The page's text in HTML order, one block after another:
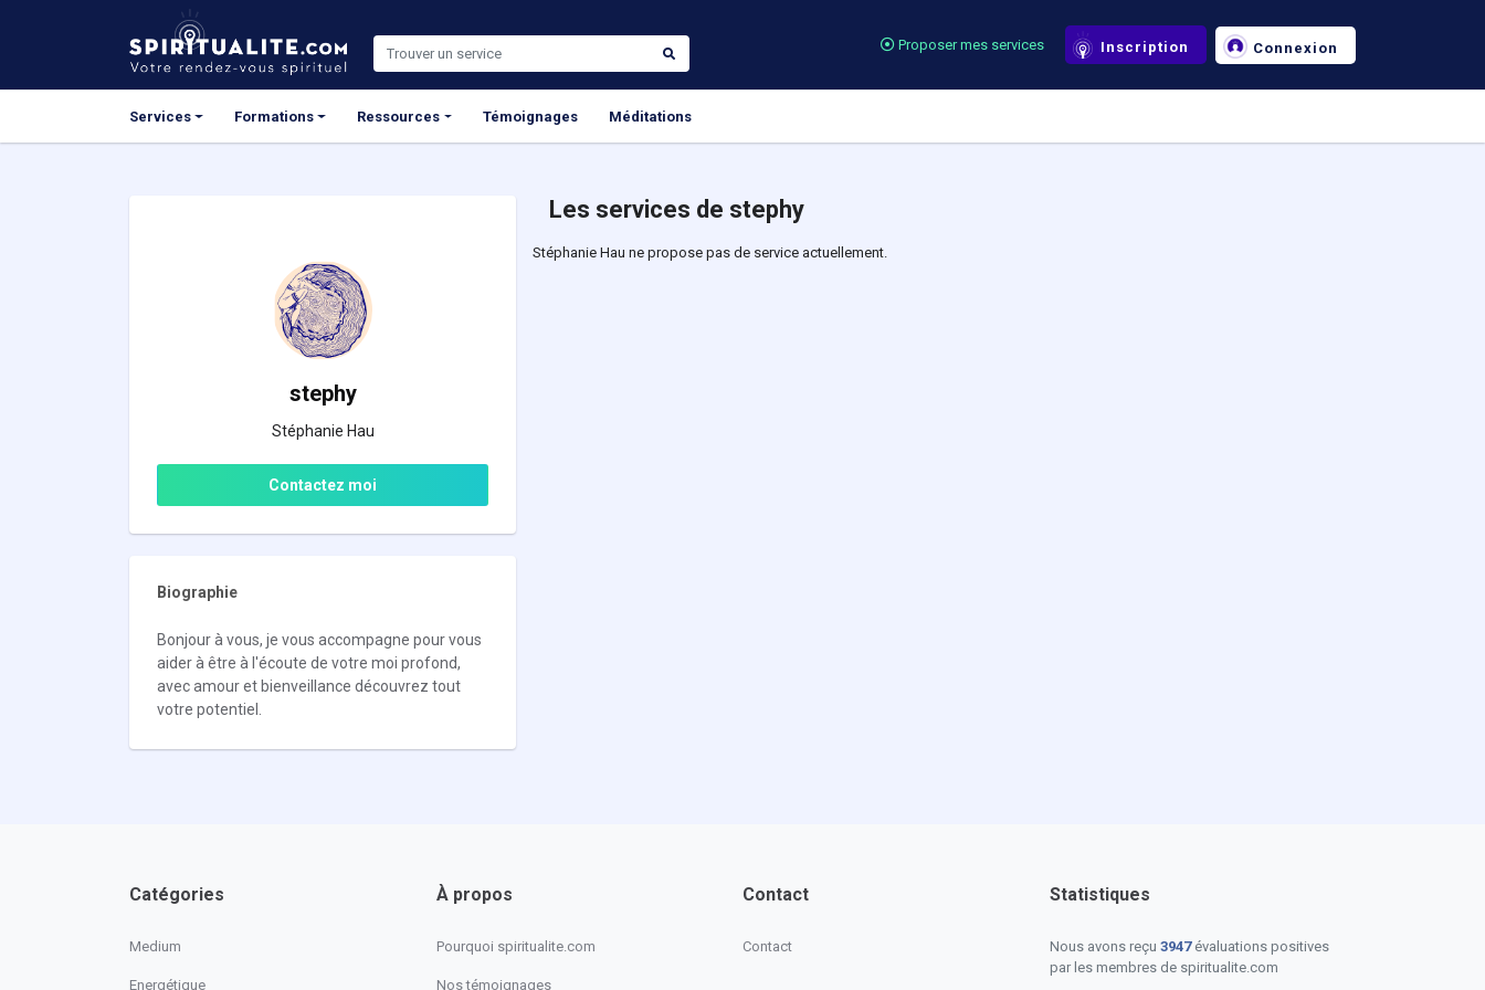
Proposer mes services Inscription Connexion
Services Formations Ressources Témoignages Méditations
stephy
Stéphanie Hau
Contactez moi
Biographie
Bonjour à vous, je vous accompagne pour vous
aider à être à l'écoute de votre moi profond,
avec amour et bienveillance découvrez tout
votre potentiel.
Les services de stephy
Stéphanie Hau ne propose pas de service actuellement.
Catégories
Medium
Energétique
À propos
Pourquoi spiritualite.com
Nos témoignages
Contact
Contact
Statistiques
Nous avons reçu 3947évaluations positives
par les membres de spiritualite.com
Panneau de gestion des cookies